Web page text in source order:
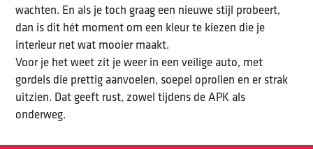
wachten. En als je toch graag een nieuwe stijl probeert,
dan is dit hét moment om een kleur te kiezen die je
interieur net wat mooier maakt.
Voor je het weet zit je weer in een veilige auto, met
gordels die prettig aanvoelen, soepel oprollen en er strak
uitzien. Dat geeft rust, zowel tijdens de APK als
onderweg.